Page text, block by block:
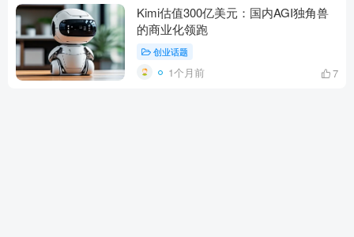
Kimi估值300亿美元：国内AGI独角兽
的商业化领跑
创业话题
1个月前 7